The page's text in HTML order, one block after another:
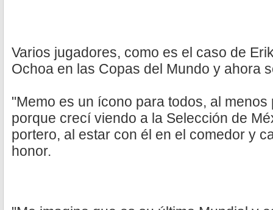
Varios jugadores, como es el caso de
Ochoa en las Copas del Mundo y ahora
"Memo es un ícono para todos, al
porque crecí viendo a la Selección de
portero, al estar con él en el comedor y
honor.